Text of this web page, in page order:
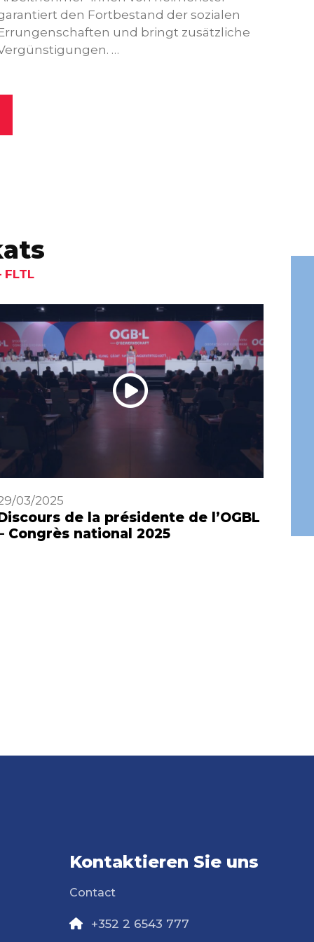
den Fortbestand der sozialen
und bringt zusätzliche
…
FLTL
03/2025
de la présidente de l’OGBL
Congrès national 2025
Kontaktieren Sie uns
Contact
+352 2 6543 777